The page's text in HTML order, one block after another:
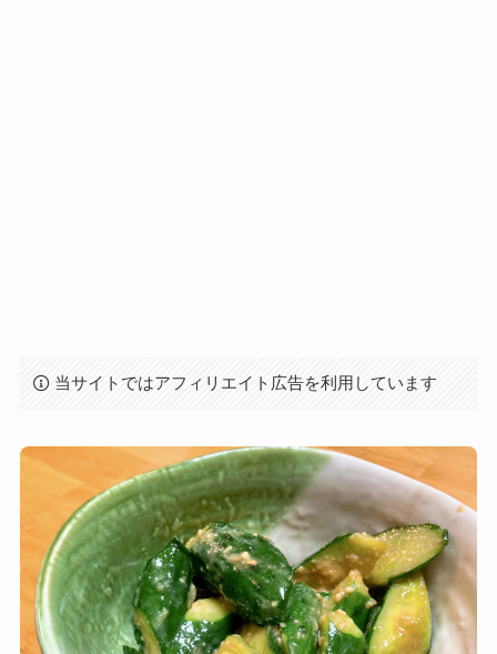
当サイトではアフィリエイト広告を利用しています